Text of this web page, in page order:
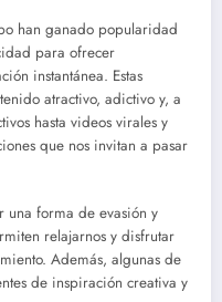
han ganado popularidad
para ofrecer
instantánea. Estas
atractivo, adictivo y, a
hasta videos virales y
que nos invitan a pasar
una forma de evasión y
relajarnos y disfrutar
Además, algunas de
de inspiración creativa y